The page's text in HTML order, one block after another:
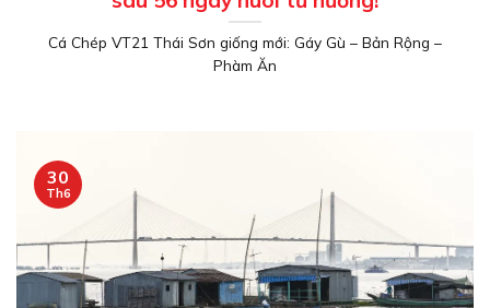
Cá Chép VT21 Thái Sơn giống mới: Gáy Gù – Bản Rộng –
Phàm Ăn
30
Th6